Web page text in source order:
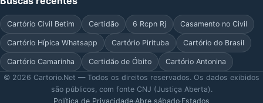
Cartório Civil Betim Certidão 6 Rcpn Rj Casamento no Civil
Cartório Hípica Whatsapp Cartório Pirituba Cartório do Brasil
Cartório Camarinha Certidão de Óbito
Cartório Antonina
© 2026 Cartorio.Net — Todos os direitos reservados. Os dados exibidos
são públicos, com fonte CNJ (Justiça Aberta).
Política de Privacidade·Abre sábado·Estados